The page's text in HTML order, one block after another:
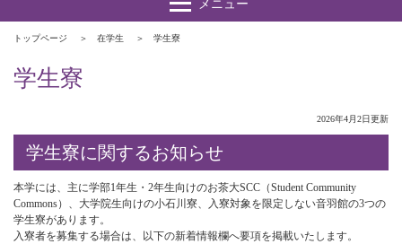
トップページ 在学生 学生寮
学生寮
2026年4月2日更新
学生寮に関するお知らせ
本学には、主に学部1年生・2年生向けのお茶大SCC（Student Community
Commons）、大学院生向けの小石川寮、入寮対象を限定しない音羽館の3つの
学生寮があります。
入寮者を募集する場合は、以下の新着情報欄へ要項を掲載いたします。